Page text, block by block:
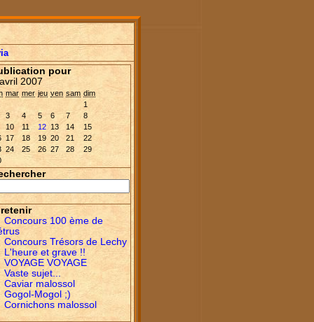
pour
avril 2007
mar mer jeu ven sam dim
1
3 4 5 6 7
8
10 11 12 13 14
15
17 18 19 20 21
22
24 25 26 27 28
29
Concours 100 ème de
Concours Trésors de Lechy
L'heure et grave !!
VOYAGE VOYAGE
Vaste sujet...
Caviar malossol
Gogol-Mogol ;)
Cornichons malossol